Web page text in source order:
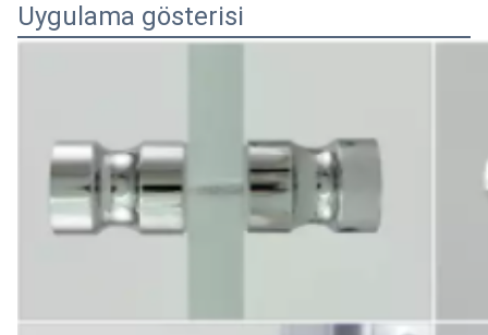
Uygulama gösterisi